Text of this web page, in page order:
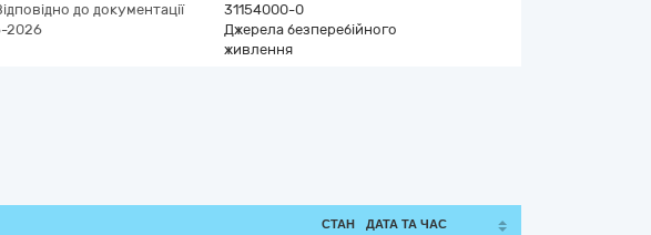
до документації
2026
31154000-0
Джерела безперебійного
живлення
СТАН ДАТА ТА ЧАС